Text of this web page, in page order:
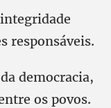
responsáveis.
democracia,
os povos.